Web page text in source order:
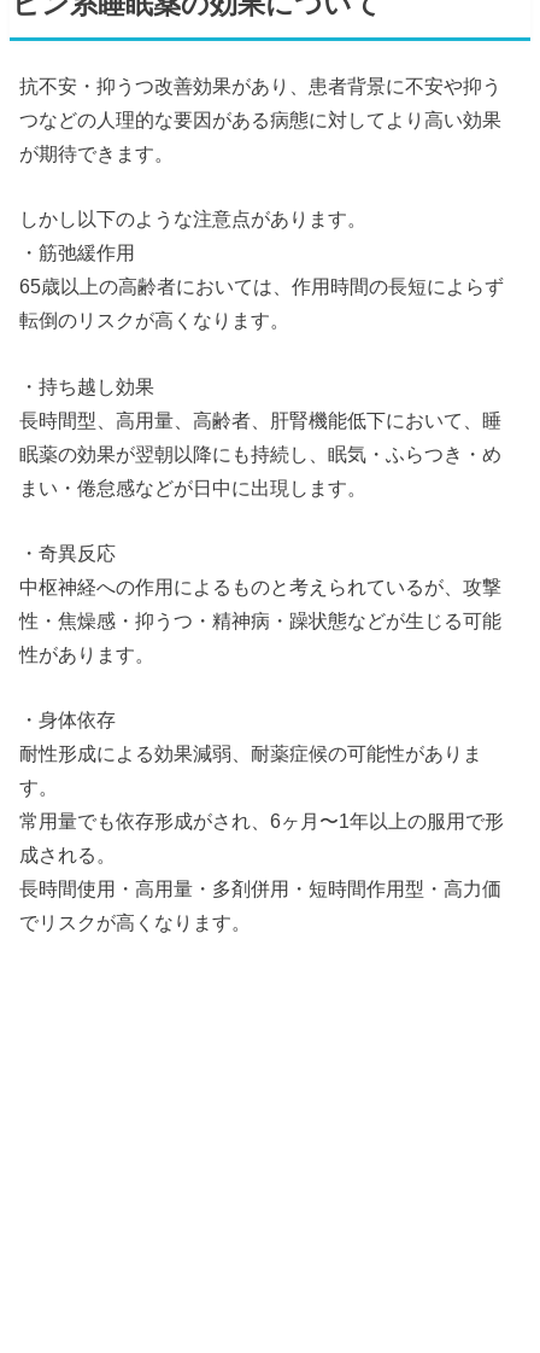
抗不安・抑うつ改善効果があり、患者背景に不安や抑う
つなどの人理的な要因がある病態に対してより高い効果
が期待できます。
しかし以下のような注意点があります。
・筋弛緩作用
65歳以上の高齢者においては、作用時間の長短によらず
転倒のリスクが高くなります。
・持ち越し効果
長時間型、高用量、高齢者、肝腎機能低下において、睡
眠薬の効果が翌朝以降にも持続し、眠気・ふらつき・め
まい・倦怠感などが日中に出現します。
・奇異反応
中枢神経への作用によるものと考えられているが、攻撃
性・焦燥感・抑うつ・精神病・躁状態などが生じる可能
性があります。
・身体依存
耐性形成による効果減弱、耐薬症候の可能性がありま
す。
常用量でも依存形成がされ、6ヶ月〜1年以上の服用で形
成される。
長時間使用・高用量・多剤併用・短時間作用型・高力価
でリスクが高くなります。